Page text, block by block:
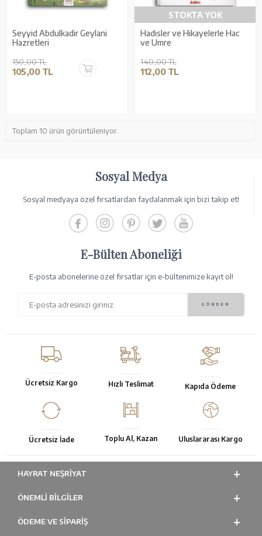
Seyyid Abdulkadir Geylani
Hazretleri
150,00 TL
105,00 TL
STOKTA YOK
Hadisler ve Hikayelerle Hac
ve Umre
140,00 TL
112,00 TL
Toplam 10 ürün görüntüleniyor.
Sosyal Medya
Sosyal medyaya özel fırsatlardan faydalanmak için bizi takip et!
E-Bülten Aboneliği
E-posta abonelerine özel fırsatlar için e-bültenimize kayıt ol!
Ücretsiz Kargo Hızlı Teslimat Kapıda Ödeme
Ücretsiz İade Toplu Al, Kazan Uluslararası Kargo
HAYRAT NEŞRIYAT
ÖNEMLI BILGILER
ÖDEME VE SİPARİŞ